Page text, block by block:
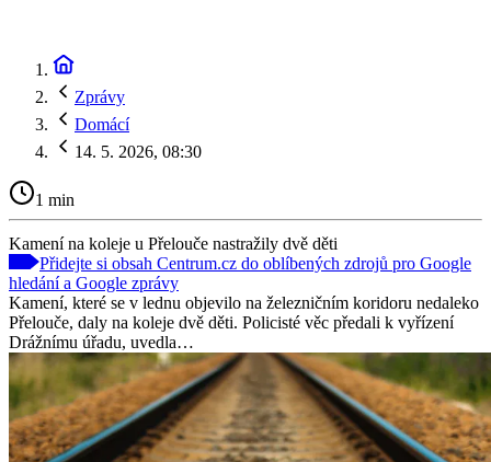
Zprávy
Domácí
14. 5. 2026, 08:30
1 min
Kamení na koleje u Přelouče nastražily dvě děti
Přidejte si obsah Centrum.cz do oblíbených zdrojů pro Google
hledání a Google zprávy
Kamení, které se v lednu objevilo na železničním koridoru nedaleko
Přelouče, daly na koleje dvě děti. Policisté věc předali k vyřízení
Drážnímu úřadu, uvedla…